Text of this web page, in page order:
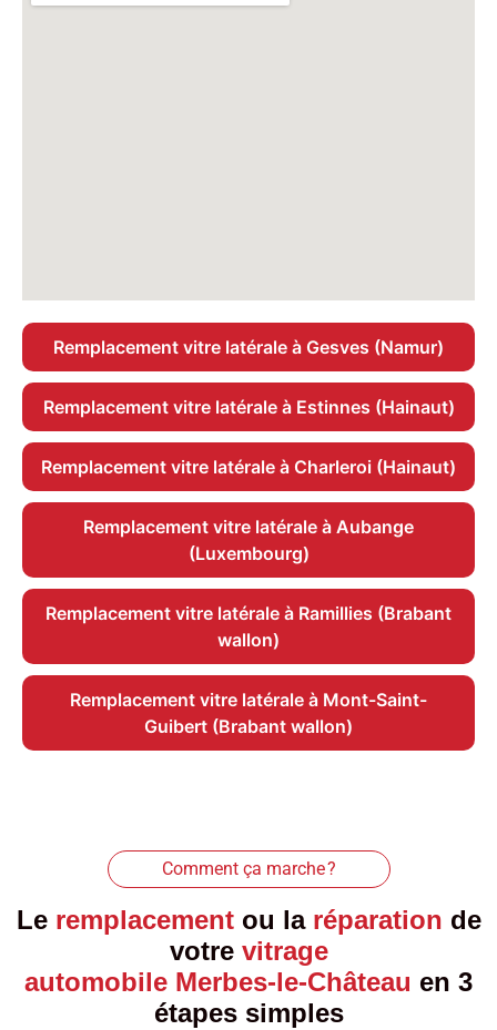
Remplacement vitre latérale à Gesves (Namur)
Remplacement vitre latérale à Estinnes (Hainaut)
Remplacement vitre latérale à Charleroi (Hainaut)
Remplacement vitre latérale à Aubange
(Luxembourg)
Remplacement vitre latérale à Ramillies (Brabant
wallon)
Remplacement vitre latérale à Mont-Saint-
Guibert (Brabant wallon)
Comment ça marche ?
Le remplacementou la réparation de
votre vitrage
automobile Merbes-le-Château en 3
étapes simples